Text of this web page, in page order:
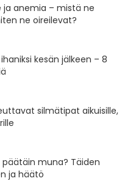
ja anemia – mistä ne
ne oireilevat?
kesän jälkeen – 8
silmätipat aikuisille,
muna? Täiden
ja häätö